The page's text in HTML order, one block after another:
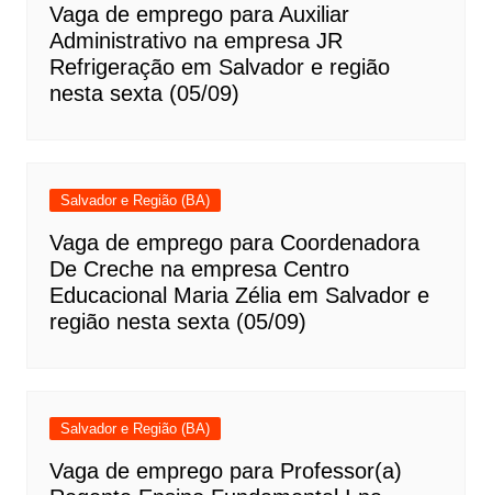
Vaga de emprego para Auxiliar
Administrativo na empresa JR
Refrigeração em Salvador e região
nesta sexta (05/09)
Salvador e Região (BA)
Vaga de emprego para Coordenadora
De Creche na empresa Centro
Educacional Maria Zélia em Salvador e
região nesta sexta (05/09)
Salvador e Região (BA)
Vaga de emprego para Professor(a)